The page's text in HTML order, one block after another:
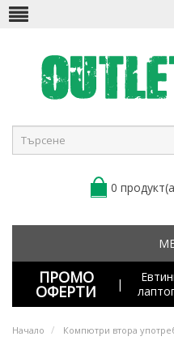
0
ПРОМО
ОФЕРТИ |
Начало Компютри втора